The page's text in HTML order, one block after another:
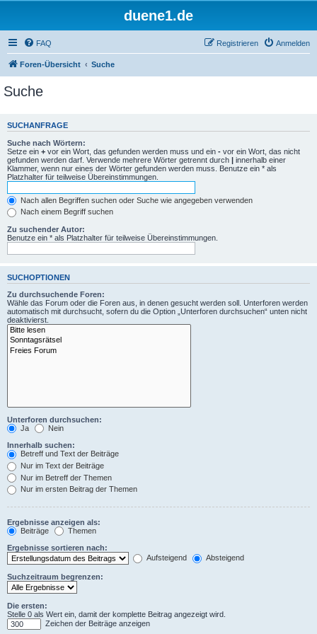
duene1.de
FAQ Anmelden
Registrieren
Foren-Übersicht Suche
Suche
SUCHANFRAGE
Suche nach Wörtern:
Setze ein + vor ein Wort, das gefunden werden muss und ein - vor ein Wort, das nicht
gefunden werden darf. Verwende mehrere Wörter getrennt durch | innerhalb einer
Klammer, wenn nur eines der Wörter gefunden werden muss. Benutze ein * als
Platzhalter für teilweise Übereinstimmungen.
Nach allen Begriffen suchen oder Suche wie angegeben verwenden
Nach einem Begriff suchen
Zu suchender Autor:
Benutze ein * als Platzhalter für teilweise Übereinstimmungen.
SUCHOPTIONEN
Zu durchsuchende Foren:
Wähle das Forum oder die Foren aus, in denen gesucht werden soll. Unterforen werden
automatisch mit durchsucht, sofern du die Option „Unterforen durchsuchen“ unten nicht
deaktivierst.
Unterforen durchsuchen:
Ja
Nein
Innerhalb suchen:
Betreff und Text der Beiträge
Nur im Text der Beiträge
Nur im Betreff der Themen
Nur im ersten Beitrag der Themen
Ergebnisse anzeigen als:
Beiträge
Themen
Ergebnisse sortieren nach:
Aufsteigend
Absteigend
Suchzeitraum begrenzen:
Die ersten:
Stelle 0 als Wert ein, damit der komplette Beitrag angezeigt wird.
Zeichen der Beiträge anzeigen